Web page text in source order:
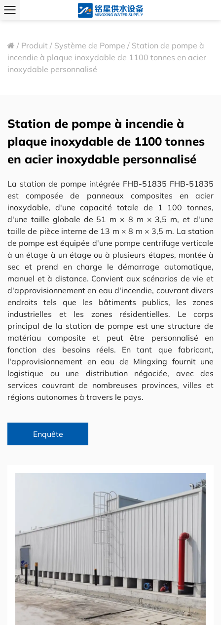
/ Produit / Système de Pompe / Station de pompe à
incendie à plaque inoxydable de 1100 tonnes en acier
inoxydable personnalisé
Station de pompe à incendie à
plaque inoxydable de 1100 tonnes
en acier inoxydable personnalisé
La station de pompe intégrée FHB-51835 FHB-51835
est composée de panneaux composites en acier
inoxydable, d'une capacité totale de 1 100 tonnes,
d'une taille globale de 51 m × 8 m × 3,5 m, et d'une
taille de pièce interne de 13 m × 8 m × 3,5 m. La station
de pompe est équipée d'une pompe centrifuge verticale
à un étage à un étage ou à plusieurs étapes, montée à
sec et prend en charge le démarrage automatique,
manuel et à distance. Convient aux scénarios de vie et
d'approvisionnement en eau d'incendie, couvrant divers
endroits tels que les bâtiments publics, les zones
industrielles et les zones résidentielles. Le corps
principal de la station de pompe est une structure de
matériau composite et peut être personnalisé en
fonction des besoins réels. En tant que fabricant,
l'approvisionnement en eau de Mingxing fournit une
logistique ou une distribution négociée, avec des
services couvrant de nombreuses provinces, villes et
régions autonomes à travers le pays.
Enquête